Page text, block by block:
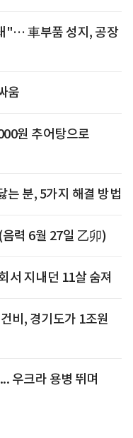
"… 車부품 성지, 공장
움
원 추어탕으로
는 분, 5가지 해결 방법
력 6월 27일 乙卯)
서 지내던 11살 숨져
비, 경기도가 1조원
우크라 용병 뛰며